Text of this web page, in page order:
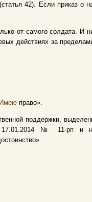
42). Если приказ о
от самого солдата. И
действиях за
право».
поддержки,
№ 11-рп и